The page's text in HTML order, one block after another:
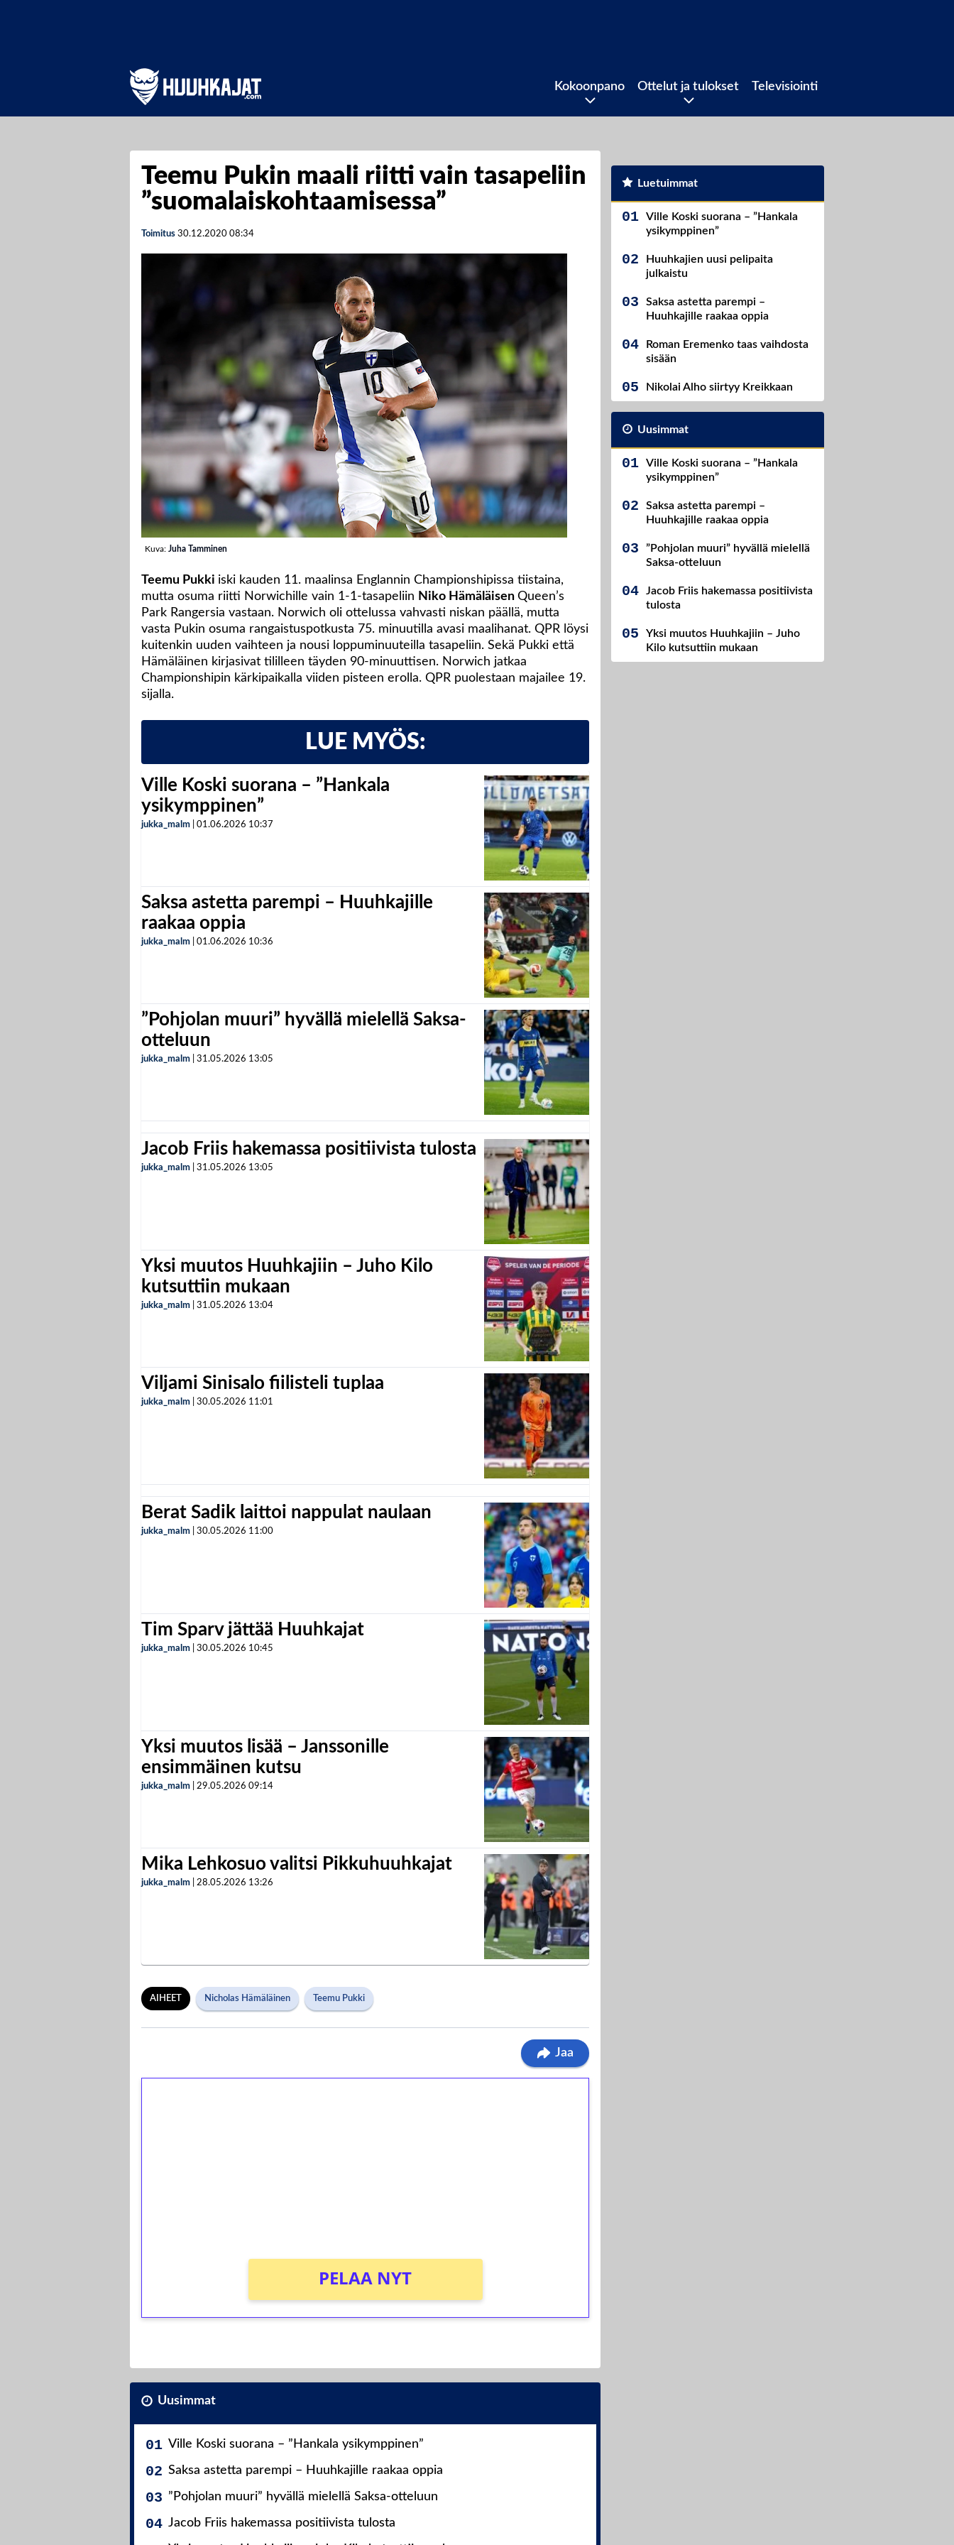
Kokoonpano Ottelut ja tulokset Televisiointi
Teemu Pukin maali riitti vain tasapeliin
”suomalaiskohtaamisessa”
Toimitus 30.12.2020 08:34
Kuva: Juha Tamminen
Teemu Pukki iski kauden 11. maalinsa Englannin Championshipissa tiistaina,
mutta osuma riitti Norwichille vain 1-1-tasapeliin Niko Hämäläisen Queen’s
Park Rangersia vastaan. Norwich oli ottelussa vahvasti niskan päällä, mutta
vasta Pukin osuma rangaistuspotkusta 75. minuutilla avasi maalihanat. QPR löysi
kuitenkin uuden vaihteen ja nousi loppuminuuteilla tasapeliin. Sekä Pukki että
Hämäläinen kirjasivat tililleen täyden 90-minuuttisen. Norwich jatkaa
Championshipin kärkipaikalla viiden pisteen erolla. QPR puolestaan majailee 19.
sijalla.
LUE MYÖS:
Ville Koski suorana – ”Hankala
ysikymppinen”
jukka_malm 01.06.2026 10:37
Saksa astetta parempi – Huuhkajille
raakaa oppia
jukka_malm 01.06.2026 10:36
”Pohjolan muuri” hyvällä mielellä Saksa-
otteluun
jukka_malm 31.05.2026 13:05
Jacob Friis hakemassa positiivista tulosta
jukka_malm 31.05.2026 13:05
Yksi muutos Huuhkajiin – Juho Kilo
kutsuttiin mukaan
jukka_malm 31.05.2026 13:04
Viljami Sinisalo fiilisteli tuplaa
jukka_malm 30.05.2026 11:01
Berat Sadik laittoi nappulat naulaan
jukka_malm 30.05.2026 11:00
Tim Sparv jättää Huuhkajat
jukka_malm 30.05.2026 10:45
Yksi muutos lisää – Janssonille
ensimmäinen kutsu
jukka_malm 29.05.2026 09:14
Mika Lehkosuo valitsi Pikkuhuuhkajat
jukka_malm 28.05.2026 13:26
AIHEET Nicholas Hämäläinen Teemu Pukki
Jaa
PELAA NYT
Uusimmat
Ville Koski suorana – ”Hankala ysikymppinen”
Saksa astetta parempi – Huuhkajille raakaa oppia
”Pohjolan muuri” hyvällä mielellä Saksa-otteluun
Jacob Friis hakemassa positiivista tulosta
Luetuimmat
Ville Koski suorana – ”Hankala
ysikymppinen”
Huuhkajien uusi pelipaita
julkaistu
Saksa astetta parempi –
Huuhkajille raakaa oppia
Roman Eremenko taas vaihdosta
sisään
Nikolai Alho siirtyy Kreikkaan
Uusimmat
Ville Koski suorana – ”Hankala
ysikymppinen”
Saksa astetta parempi –
Huuhkajille raakaa oppia
”Pohjolan muuri” hyvällä mielellä
Saksa-otteluun
Jacob Friis hakemassa positiivista
tulosta
Yksi muutos Huuhkajiin – Juho
Kilo kutsuttiin mukaan